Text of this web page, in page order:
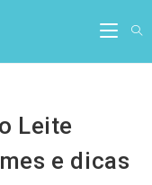
Leite
e dicas